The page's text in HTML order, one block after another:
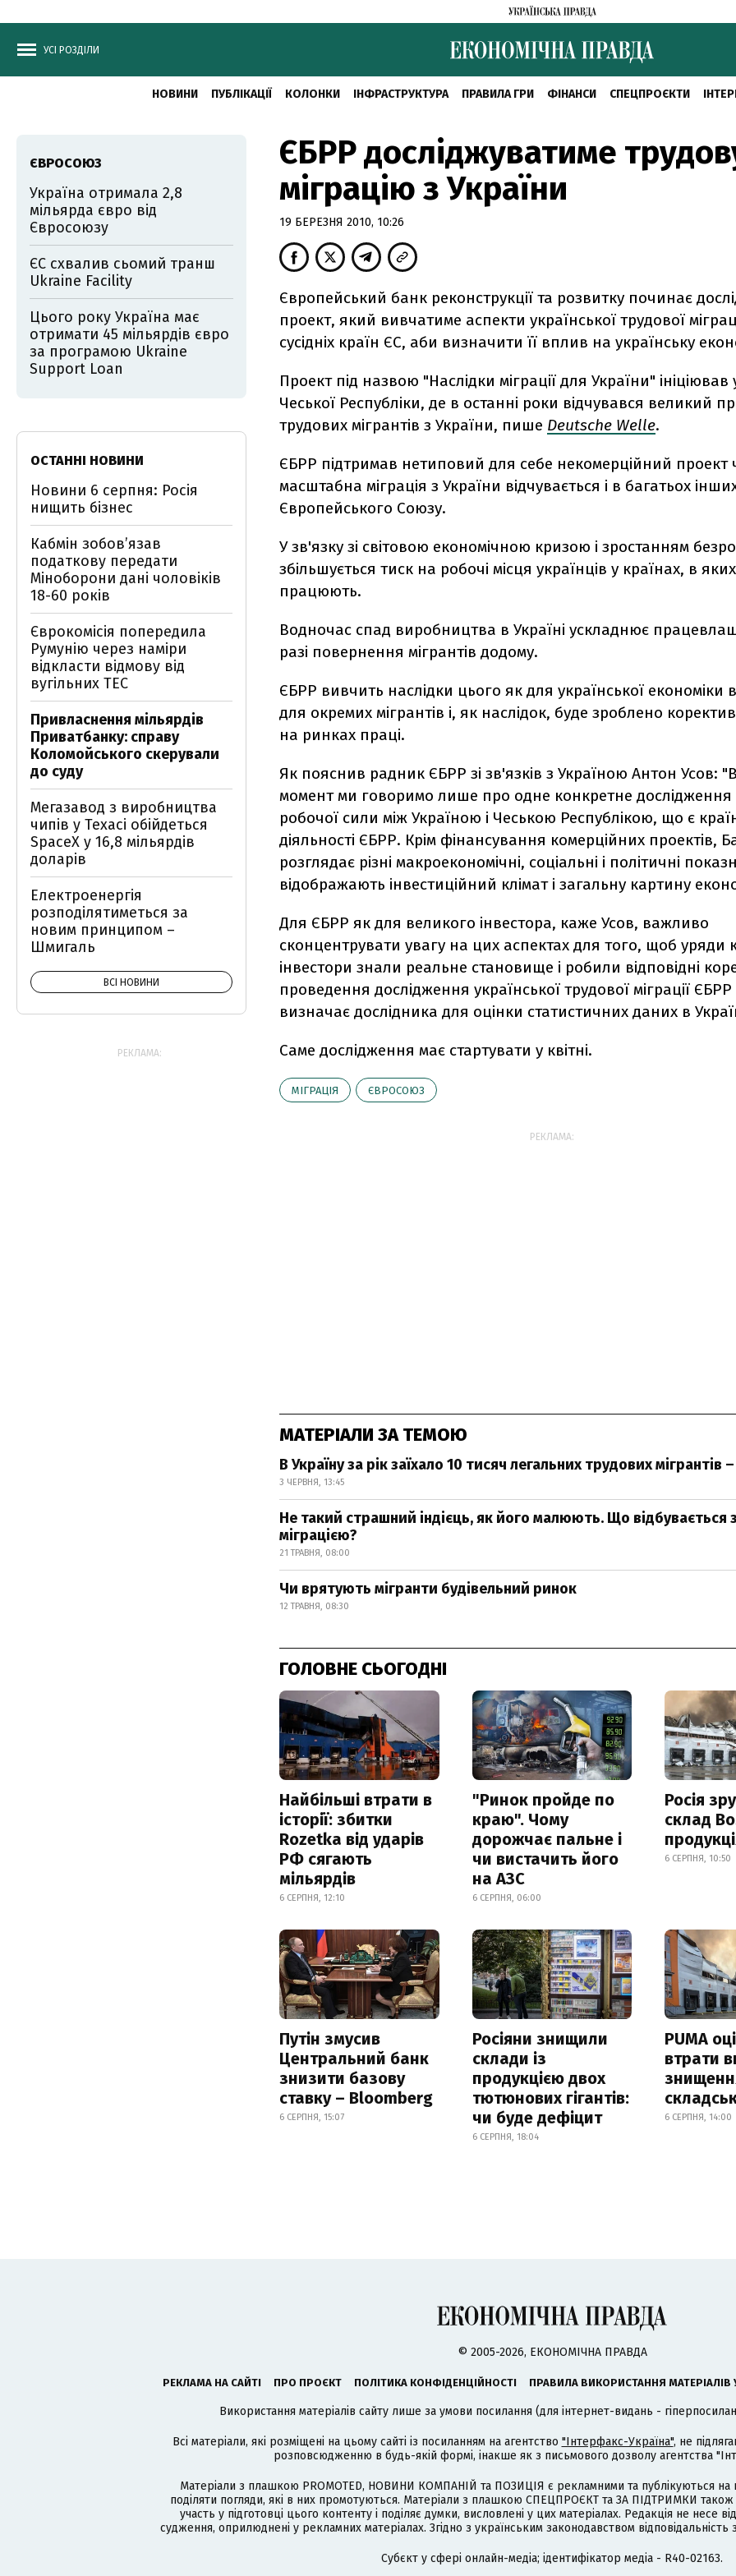
УСІ РОЗДІЛИ
НОВИНИ ПУБЛІКАЦІЇ КОЛОНКИ ІНФРАСТРУКТУРА ПРАВИЛА ГРИ ФІНАНСИ СПЕЦПРОЄКТИ
ЄБРР досліджуватиме
міграцію з України
19 БЕРЕЗНЯ 2010, 10:26
Європейський банк реконструкції та розвитку починає
проект, який вивчатиме аспекти української трудової
сусідніх країн ЄC, аби визначити її вплив на українську
Проект під назвою "Наслідки міграції для України" ініціював
Чеської Республіки, де в останні роки відчувався великий
трудових мігрантів з України, пише Deutsche Welle.
ЄБРР підтримав нетиповий для себе некомерційний проект
масштабна міграція з України відчувається і в багатьох
Європейського Союзу.
У зв'язку зі світовою економічною кризою і зростанням
збільшується тиск на робочі місця українців у країнах, в
працюють.
Водночас спад виробництва в Україні ускладнює
разі повернення мігрантів додому.
ЄБРР вивчить наслідки цього як для української економіки
для окремих мігрантів і, як наслідок, буде зроблено
на ринках праці.
Як пояснив радник ЄБРР зі зв'язків з Україною Антон Усов:
момент ми говоримо лише про одне конкретне дослідження -
робочої сили між Україною і Чеською Республікою, що є
діяльності ЄБРР. Крім фінансування комерційних проектів,
розглядає різні макроекономічні, соціальні і політичні
відображають інвестиційний клімат і загальну картину
Для ЄБРР як для великого інвестора, каже Усов, важливо
сконцентрувати увагу на цих аспектах для того, щоб уряди
інвестори знали реальне становище і робили відповідні
проведення дослідження української трудової міграції ЄБРР
визначає дослідника для оцінки статистичних даних в
Саме дослідження має стартувати у квітні.
МІГРАЦІЯ ЄВРОСОЮЗ
РЕКЛАМА:
МАТЕРІАЛИ ЗА ТЕМОЮ
В Україну за рік заїхало 10 тисяч легальних трудових мігрантів
3 ЧЕРВНЯ, 13:45
Не такий страшний індієць, як його малюють. Що відбувається
міграцією?
21 ТРАВНЯ, 08:00
Чи врятують мігранти будівельний ринок
12 ТРАВНЯ, 08:30
ГОЛОВНЕ СЬОГОДНІ
Найбільші втрати в
історії: збитки
Rozetka від ударів
РФ сягають
мільярдів
6 СЕРПНЯ, 12:10
"Ринок пройде по
краю". Чому
дорожчає пальне і
чи вистачить його
на АЗС
6 СЕРПНЯ, 06:00
Росія
склад
6 СЕРПНЯ, 10:50
Путін змусив
Центральний банк
знизити базову
ставку – Bloomberg
6 СЕРПНЯ, 15:07
Росіяни знищили
склади із
продукцією двох
тютюнових гігантів:
чи буде дефіцит
6 СЕРПНЯ, 18:04
PUMA
втрати
6 СЕРПНЯ, 14:00
ЄВРОСОЮЗ
Україна отримала 2,8
мільярда євро від
Євросоюзу
ЄС схвалив сьомий транш
Ukraine Facility
Цього року Україна має
отримати 45 мільярдів євро
за програмою Ukraine
Support Loan
ОСТАННІ НОВИНИ
Новини 6 серпня: Росія
нищить бізнес
Кабмін зобовʼязав
податкову передати
Міноборони дані чоловіків
18-60 років
Єврокомісія попередила
Румунію через наміри
відкласти відмову від
вугільних ТЕС
Привласнення мільярдів
Приватбанку: справу
Коломойського скерували
до суду
Мегазавод з виробництва
чипів у Техасі обійдеться
SpaceX у 16,8 мільярдів
доларів
Електроенергія
розподілятиметься за
новим принципом –
Шмигаль
ВСІ НОВИНИ
РЕКЛАМА:
© 2005-2026, ЕКОНОМІЧНА ПРАВДА
РЕКЛАМА НА САЙТІ ПРО ПРОЄКТ ПОЛІТИКА КОНФІДЕНЦІЙНОСТІ ПРАВИЛА ВИКОРИСТАННЯ МАТЕРІАЛІВ
Використання матеріалів сайту лише за умови посилання (для інтернет-видань -
Всі матеріали, які розміщені на цьому сайті із посиланням на агентство "Інтерфакс-Україна", не
розповсюдженню в будь-якій формі, інакше як з письмового дозволу агентства
Матеріали з плашкою PROMOTED, НОВИНИ КОМПАНІЙ та ПОЗИЦІЯ є рекламними та публікуються на
поділяти погляди, які в них промотуються. Матеріали з плашкою СПЕЦПРОЄКТ та ЗА ПІДТРИМКИ
участь у підготовці цього контенту і поділяє думки, висловлені у цих матеріалах. Редакція не несе
судження, оприлюднені у рекламних матеріалах. Згідно з українським законодавством
Cубєкт у сфері онлайн-медіа; ідентифікатор медіа - R40-02163.